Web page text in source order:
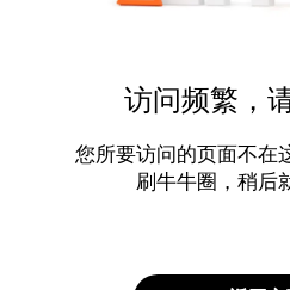
访问频繁，
您所要访问的页面不在
刷牛牛圈，稍后